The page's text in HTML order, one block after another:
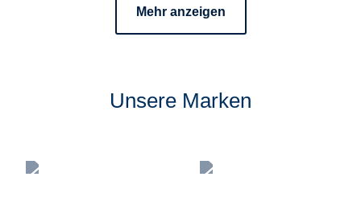
Mehr anzeigen
Unsere Marken